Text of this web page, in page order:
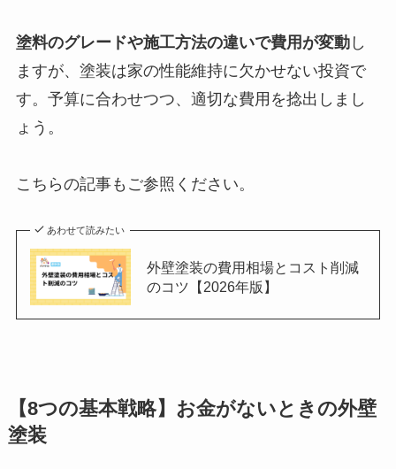
塗料のグレードや施工方法の違いで費用が変動し
ますが、塗装は家の性能維持に欠かせない投資で
す。予算に合わせつつ、適切な費用を捻出しまし
ょう。
こちらの記事もご参照ください。
あわせて読みたい
外壁塗装の費用相場とコスト削減
のコツ【2026年版】
【8つの基本戦略】お金がないときの外壁
塗装